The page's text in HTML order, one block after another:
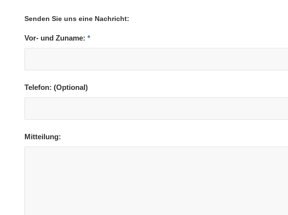
Senden Sie uns eine Nachricht:
Vor- und Zuname: *
Telefon: (Optional)
Mitteilung: